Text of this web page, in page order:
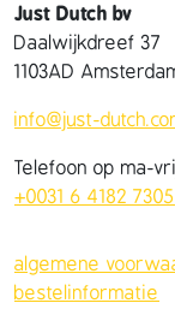
Just Dutch bv
Daalwijkdreef 37
1103AD
info@just-
Telefoon op ma-
+0031 6 4182 7305
algemene
bestelinformatie